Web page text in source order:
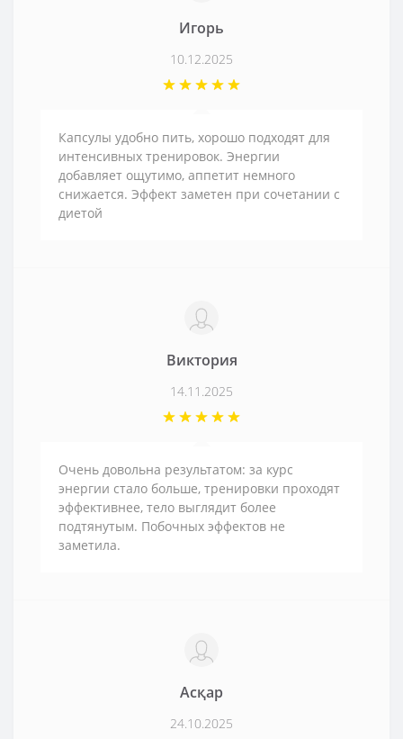
Игорь
10.12.2025
Капсулы удобно пить, хорошо подходят для
интенсивных тренировок. Энергии
добавляет ощутимо, аппетит немного
снижается. Эффект заметен при сочетании с
диетой
Виктория
14.11.2025
Очень довольна результатом: за курс
энергии стало больше, тренировки проходят
эффективнее, тело выглядит более
подтянутым. Побочных эффектов не
заметила.
Асқар
24.10.2025